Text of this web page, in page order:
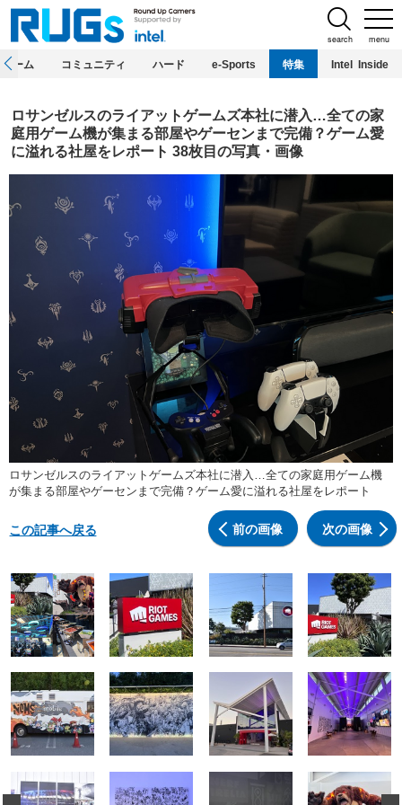
menu
search
ホーム コミュニティ ハード e-Sports 特集 Intel Inside
ロサンゼルスのライアットゲームズ本社に潜入…全ての家
庭用ゲーム機が集まる部屋やゲーセンまで完備？ゲーム愛
に溢れる社屋をレポート 38枚目の写真・画像
ロサンゼルスのライアットゲームズ本社に潜入…全ての家庭用ゲーム機
が集まる部屋やゲーセンまで完備？ゲーム愛に溢れる社屋をレポート
前の画像 次の画像
この記事へ戻る